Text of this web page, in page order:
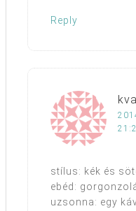
Reply
stílus: kék és
ebéd:
uzsonna: egy